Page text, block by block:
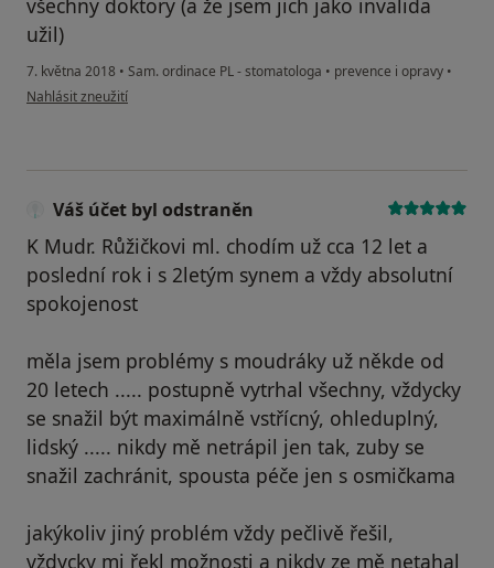
všechny doktory (a že jsem jich jako invalida
užil)
7. května 2018 • Sam. ordinace PL - stomatologa • prevence i opravy •
podle názoru uživatele Váš účet byl odstraněn
Nahlásit zneužití
Váš účet byl odstraněn
K Mudr. Růžičkovi ml. chodím už cca 12 let a
poslední rok i s 2letým synem a vždy absolutní
spokojenost
měla jsem problémy s moudráky už někde od
20 letech ..... postupně vytrhal všechny, vždycky
se snažil být maximálně vstřícný, ohleduplný,
lidský ..... nikdy mě netrápil jen tak, zuby se
snažil zachránit, spousta péče jen s osmičkama
jakýkoliv jiný problém vždy pečlivě řešil,
vždycky mi řekl možnosti a nikdy ze mě netahal